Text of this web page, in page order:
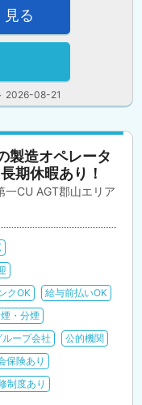
2026-08-21
見る
製造オペレータ
期休暇あり！
一CU AGT郡山エリア
クOK
給与前払いOK
・分煙
ープ会社
公的機関
保険あり
制度あり